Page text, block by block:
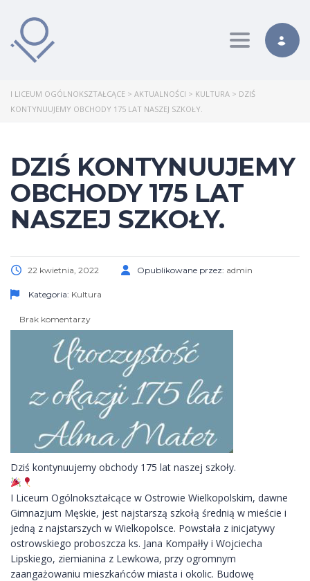
Toggle
I LICEUM OGÓLNOKSZTAŁCĄCE > AKTUALNOŚCI > KULTURA > DZIŚ
KONTYNUUJEMY OBCHODY 175 LAT NASZEJ SZKOŁY.
DZIŚ KONTYNUUJEMY
OBCHODY 175 LAT
NASZEJ SZKOŁY.
22 kwietnia, 2022 Opublikowane przez: admin
Kategoria: Kultura
Brak komentarzy
Dziś kontynuujemy obchody 175 lat naszej szkoły.
I Liceum Ogólnokształcące w Ostrowie Wielkopolskim, dawne
Gimnazjum Męskie, jest najstarszą szkołą średnią w mieście i
jedną z najstarszych w Wielkopolsce. Powstała z inicjatywy
ostrowskiego proboszcza ks. Jana Kompałły i Wojciecha
Lipskiego, ziemianina z Lewkowa, przy ogromnym
zaangażowaniu mieszkańców miasta i okolic. Budowę